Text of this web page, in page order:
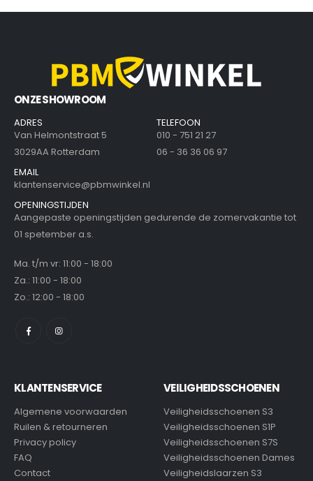
ONZE SHOWROOM
ADRES
Van Helmontstraat 5
3029AA Rotterdam
TELEFOON
010 - 751 21 27
06 - 36 36 06 97
EMAIL
klantenservice@pbmwinkel.nl
OPENINGSTIJDEN
Aangepaste openingstijden gedurende de zomervakantie tot
01 spetember a.s.
Ma. t/m vr: 11:00 - 18:00
Za.: 11:00 - 18:00
Zo.: 12:00 - 18:00
KLANTENSERVICE
Algemene voorwaarden
Ruilen & retourneren
Privacy policy
FAQ
Contact
VEILIGHEIDSSCHOENEN
Veiligheidsschoenen S3
Veiligheidsschoenen S1P
Veiligheidsschoenen S7S
Veiligheidsschoenen Dames
Veiligheidslaarzen S3